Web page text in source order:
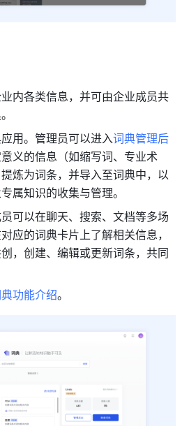
内各类信息，并可由企业成员共
用。管理员可以进入词典管理后
义的信息（如缩写词、专业术
炼为词条，并导入至词典中，以
属知识的收集与管理。
可以在聊天、搜索、文档等多场
应的词典卡片上了解相关信息，
，创建、编辑或更新词条，共同
功能介绍。